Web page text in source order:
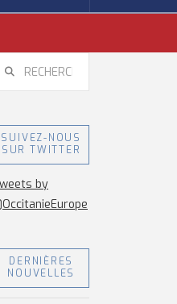
D’OCCITANIE EUROPE, CITOYENNETÉ, LOGEMENT
24, 2026
SUIVEZ-NOUS
SUR TWITTER
by
DERNIÈRES
NOUVELLES